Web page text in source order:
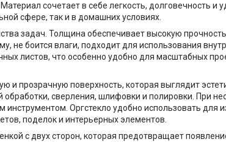
сочетает в себе легкость, долговечность и
сфере, так и в домашних условиях.
задач. Толщина обеспечивает высокую
не боится влаги, подходит для использования
листов, что особенно удобно для масштабных
и прозрачную поверхность, которая выглядит
обработки, сверления, шлифовки и полировки. При
Оргстекло удобно использовать для
поделок и интерьерных элементов.
с двух сторон, которая предотвращает